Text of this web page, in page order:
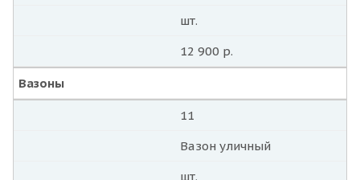
шт.
12 900 р.
Вазоны
11
Вазон уличный
шт.